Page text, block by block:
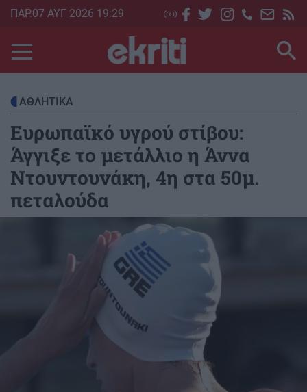
Skip
main
content
ΠΑΡ.07 ΑΥΓ 2026 19:29
ΑΘΛΗΤΙΚΑ
Ευρωπαϊκό υγρού στίβου:
Άγγιξε το μετάλλιο η Άννα
Ντουντουνάκη, 4η στα 50μ.
πεταλούδα